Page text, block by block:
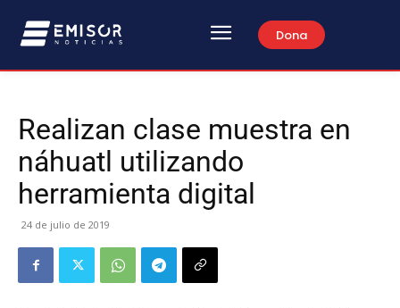
Dona
Realizan clase muestra en
náhuatl utilizando
herramienta digital
24 de julio de 2019